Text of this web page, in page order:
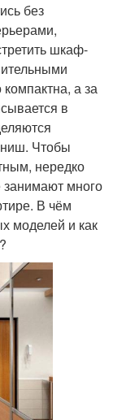
без
шкаф-
а за
в
Чтобы
нередко
много
В чём
моделей и как